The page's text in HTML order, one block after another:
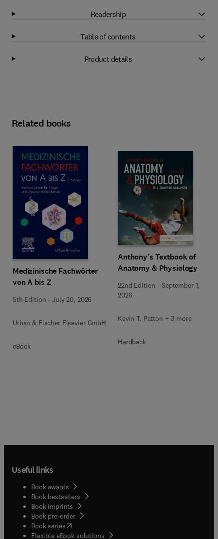
Readership
Table of contents
Product details
Related books
Medizinische Fachwörter
von A bis Z
5th Edition -July 20, 2026
Urban & Fischer Elsevier GmbH
eBook
Anthony's Textbook of
Anatomy & Physiology
22nd Edition - September 1,
2026
Kevin T. Patton + 3 more
Hardback
Useful links
Book awards
Book bestsellers
Book imprints
Book pre-order
Book series(opens in new tab/window
Flexible eBook solutions